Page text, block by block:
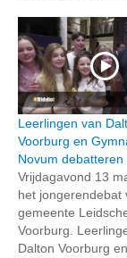
Leerlingen van
Voorburg en
Novum debatteren
Vrijdagavond 13
het jongerendebat
gemeente
Voorburg.
Dalton Voorburg en